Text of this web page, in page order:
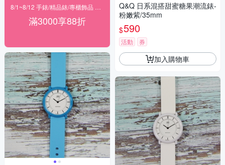
滿3000享88折
Q&Q 日系混搭甜蜜糖果潮流錶-
粉嫩紫/35mm
$590
活動 券
加入購物車